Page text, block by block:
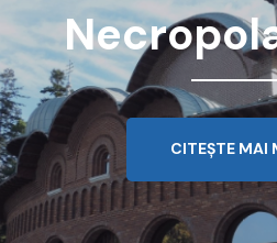
CITEȘTE MAI